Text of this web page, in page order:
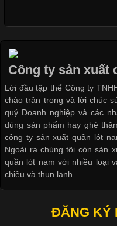
Các Form Áo Thun Phổ
Ngành May Mặc Áo thun
thuộc và được sử dụng
dạng về màu sắc hay chất
khác nhau để phù hợp với
cầu
Khám Phá Áo Phông
Áo phông là một trong
Công ty sản xuất
Lời đầu tập thể Công ty
chào trân trọng và lời chúc
quý Doanh nghiệp và các
dùng sản phẩm hay ghé
công ty sản xuất quần lót
Ngoài ra chúng tôi còn sản
quần lót nam với nhiều loại
chiều và thun lạnh.
ĐĂNG KÝ